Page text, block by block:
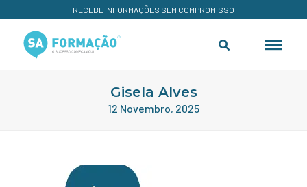
RECEBE INFORMAÇÕES SEM COMPROMISSO
Gisela Alves
12 Novembro, 2025